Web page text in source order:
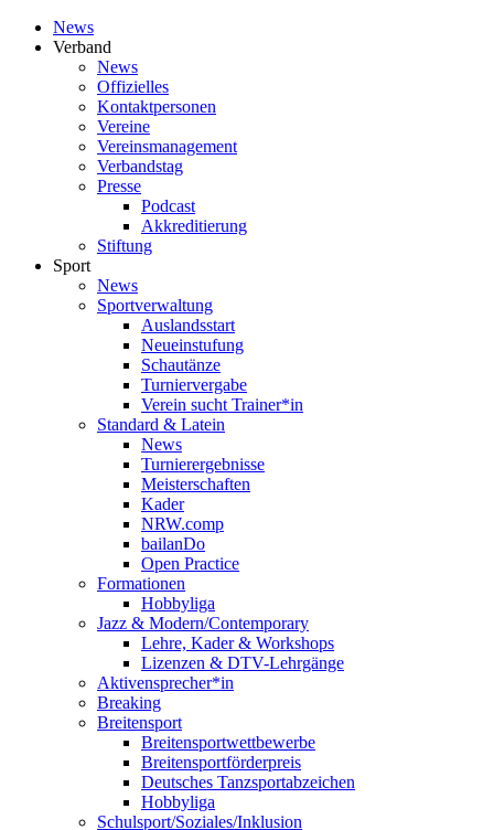
News
Verband
News
Offizielles
Kontaktpersonen
Vereine
Vereinsmanagement
Verbandstag
Presse
Podcast
Akkreditierung
Stiftung
Sport
News
Sportverwaltung
Auslandsstart
Neueinstufung
Schautänze
Turniervergabe
Verein sucht Trainer*in
Standard & Latein
News
Turnierergebnisse
Meisterschaften
Kader
NRW.comp
bailanDo
Open Practice
Formationen
Hobbyliga
Jazz & Modern/Contemporary
Lehre, Kader & Workshops
Lizenzen & DTV-Lehrgänge
Aktivensprecher*in
Breaking
Breitensport
Breitensportwettbewerbe
Breitensportförderpreis
Deutsches Tanzsportabzeichen
Hobbyliga
Schulsport/Soziales/Inklusion